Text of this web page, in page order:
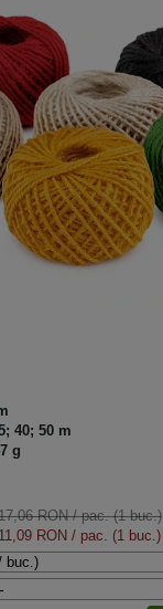
40; 50 m
g
RON/ pac. (1 buc.)
11,09 RON / pac. (1 buc.)